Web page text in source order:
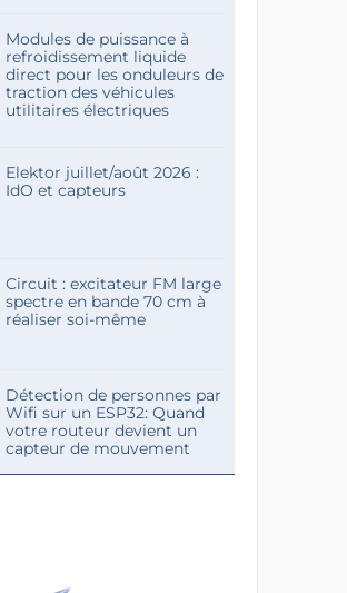
Modules de puissance à
refroidissement liquide
direct pour les onduleurs de
traction des véhicules
utilitaires électriques
Elektor juillet/août 2026 :
IdO et capteurs
Circuit : excitateur FM large
spectre en bande 70 cm à
réaliser soi-même
Détection de personnes par
Wifi sur un ESP32: Quand
votre routeur devient un
capteur de mouvement